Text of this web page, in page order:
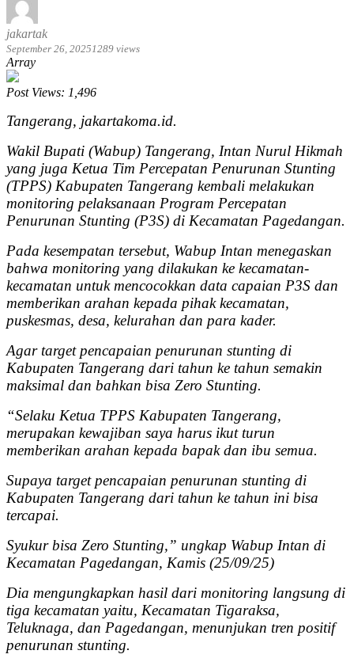
jakartak
September 26, 2025 1289 views
Array
Post Views: 1,496
Tangerang, jakartakoma.id.
Wakil Bupati (Wabup) Tangerang, Intan Nurul Hikmah
yang juga Ketua Tim Percepatan Penurunan Stunting
(TPPS) Kabupaten Tangerang kembali melakukan
monitoring pelaksanaan Program Percepatan
Penurunan Stunting (P3S) di Kecamatan Pagedangan.
Pada kesempatan tersebut, Wabup Intan menegaskan
bahwa monitoring yang dilakukan ke kecamatan-
kecamatan untuk mencocokkan data capaian P3S dan
memberikan arahan kepada pihak kecamatan,
puskesmas, desa, kelurahan dan para kader.
Agar target pencapaian penurunan stunting di
Kabupaten Tangerang dari tahun ke tahun semakin
maksimal dan bahkan bisa Zero Stunting.
“Selaku Ketua TPPS Kabupaten Tangerang,
merupakan kewajiban saya harus ikut turun
memberikan arahan kepada bapak dan ibu semua.
Supaya target pencapaian penurunan stunting di
Kabupaten Tangerang dari tahun ke tahun ini bisa
tercapai.
Syukur bisa Zero Stunting,” ungkap Wabup Intan di
Kecamatan Pagedangan, Kamis (25/09/25)
Dia mengungkapkan hasil dari monitoring langsung di
tiga kecamatan yaitu, Kecamatan Tigaraksa,
Teluknaga, dan Pagedangan, menunjukan tren positif
penurunan stunting.